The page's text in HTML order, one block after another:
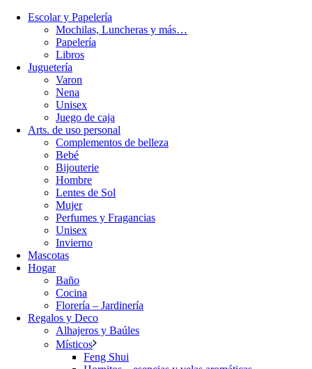
Escolar y Papelería
Mochilas, Luncheras y más…
Papelería
Libros
Juguetería
Varon
Nena
Unisex
Juego de caja
Arts. de uso personal
Complementos de belleza
Bebé
Bijouterie
Hombre
Lentes de Sol
Mujer
Perfumes y Fragancias
Unisex
Invierno
Mascotas
Hogar
Baño
Cocina
Florería – Jardinería
Regalos y Deco
Alhajeros y Baúles
Místicos
Feng Shui